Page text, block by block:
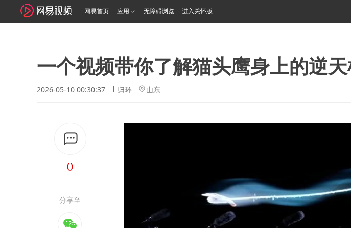
网易首页 应用 无障碍浏览 进入关怀版
一个视频带你了解猫头鹰身上的逆天
2026-05-10 00:30:37 归环 山东
0
分享至